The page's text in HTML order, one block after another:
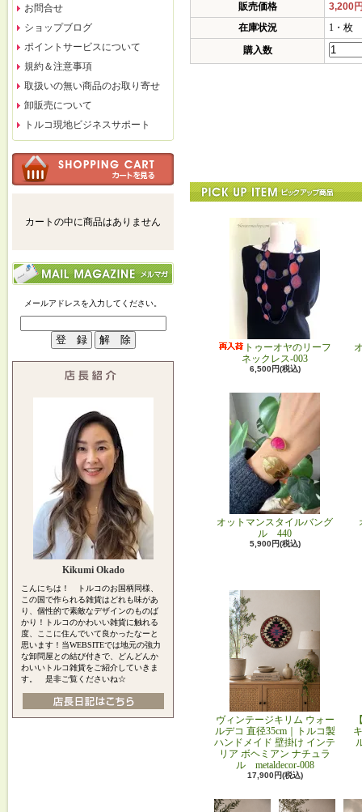
お問合せ
ショップブログ
ポイントサービスについて
規約＆注意事項
取扱いの無い商品のお取り寄せ
卸販売について
トルコ現地ビジネスサポート
カートの中に商品はありません
メールアドレスを入力してください。
Kikumi Okado
こんにちは！ トルコのお国柄同様、
この国で作られる雑貨はどれも味があ
り、個性的で素敵なデザインのものば
かり！トルコのかわいい雑貨に触れる
度、ここに住んでいて良かったなーと
思います！当WEBSITEでは地元の強力
な卸問屋との結び付きで、どんどんか
わいいトルコ雑貨をご紹介していきま
す。 是非ご覧くださいね☆
販売価格
3,200
在庫状況
1・枚
購入数
トゥーオヤのリーフ
ネックレス-003
6,500円(税込)
オットマンスタイルバング
ル 440
5,900円(税込)
ヴィンテージキリム ウォー
ルデコ 直径35cm｜トルコ製
ハンドメイド 壁掛け インテ
リア ボヘミアン ナチュラ
ル metaldecor-008
17,900円(税込)